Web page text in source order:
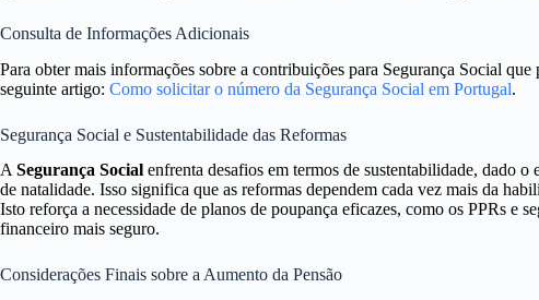
Consulta de Informações Adicionais
Para obter mais informações sobre a contribuições para Segurança Social
seguinte artigo: Como solicitar o número da Segurança Social em Portugal.
Segurança Social e Sustentabilidade das Reformas
A Segurança Social enfrenta desafios em termos de sustentabilidade, dado
de natalidade. Isso significa que as reformas dependem cada vez mais da
Isto reforça a necessidade de planos de poupança eficazes, como os PPRs e
financeiro mais seguro.
Considerações Finais sobre a Aumento da Pensão